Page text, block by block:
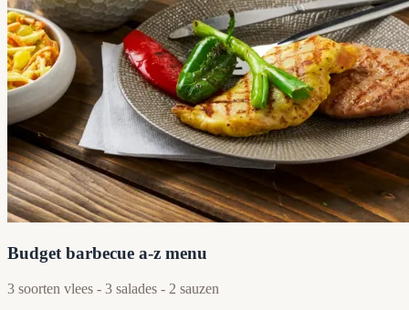
Budget barbecue a-z menu
3 soorten vlees - 3 salades - 2 sauzen